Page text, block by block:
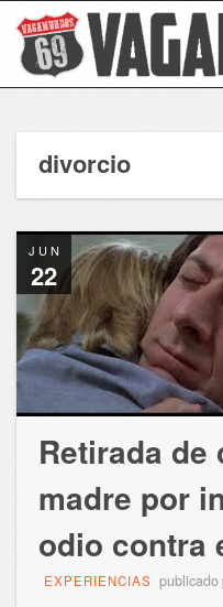
divorcio
JUN
22
Retirada de
madre por
odio contra
EXPERIENCIAS publicado